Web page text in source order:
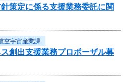
策定に係る支援業務委託に関
空宇宙産業課
創出支援業務プロポーザル募